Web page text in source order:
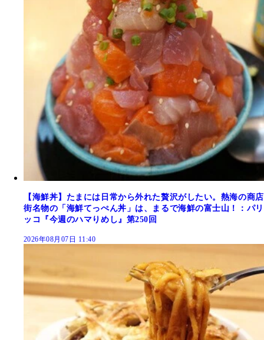
【海鮮丼】たまには日常から外れた贅沢がしたい。熱海の商店
街名物の「海鮮てっぺん丼」は、まるで海鮮の富士山！：パリ
ッコ『今週のハマりめし』第250回
2026年08月07日 11:40